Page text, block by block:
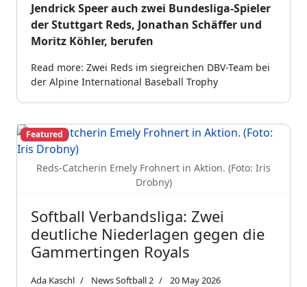
Jendrick Speer auch zwei Bundesliga-Spieler
der Stuttgart Reds, Jonathan Schäffer und
Moritz Köhler, berufen
Read more: Zwei Reds im siegreichen DBV-Team bei
der Alpine International Baseball Trophy
Reds-Catcherin Emely Frohnert in Aktion. (Foto: Iris
Drobny)
Featured
Softball Verbandsliga: Zwei
deutliche Niederlagen gegen die
Gammertingen Royals
Ada Kaschl News Softball 2 20 May 2026